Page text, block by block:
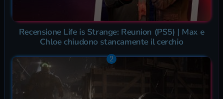
Recensione Life is Strange: Reunion (PS5) | Max e
Chloe chiudono stancamente il cerchio